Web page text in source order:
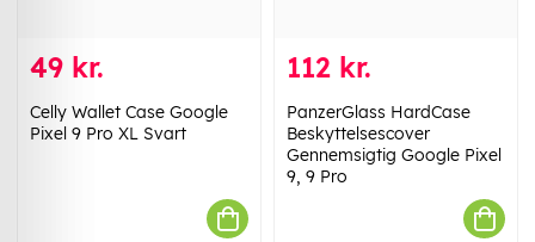
49 kr.
Celly Wallet Case Google
Pixel 9 Pro XL Svart
112 kr.
PanzerGlass HardCase
Beskyttelsescover
Gennemsigtig Google Pixel
9, 9 Pro